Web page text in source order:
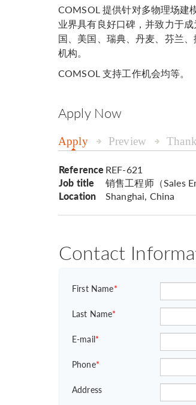
COMSOL 提供针对多物理场建
业界具有良好口碑，并致力于
国、美国、瑞典、丹麦、芬兰
机构。
COMSOL 支持工作机会均等。
Apply Now
Apply Preview
Reference REF-621
Job title
销售工程师（Sales
Location
Shanghai, China
Contact
First Name*
Last Name*
E-mail*
Phone*
Address